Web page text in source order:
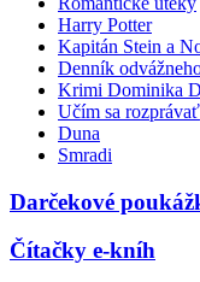
Harry Potter
Kapitán Stein a
Denník
Krimi Dominika
Učím sa rozprávať
Duna
Smradi
Darčekové
Čítačky e-kníh